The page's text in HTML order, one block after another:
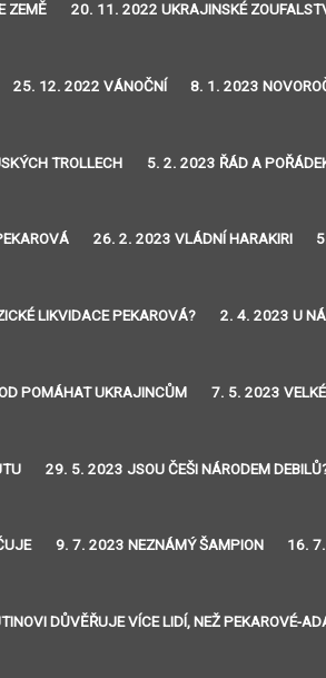
ZEMĚ 20. 11. 2022 UKRAJINSKÉ
25. 12. 2022 VÁNOČNÍ 8. 1. 2023
TROLLECH 5. 2. 2023 ŘÁD A
26. 2. 2023 VLÁDNÍ HARAKIRI
LIKVIDACE PEKAROVÁ? 2. 4. 2023 U
POMÁHAT UKRAJINCŮM 7. 5. 2023
29. 5. 2023 JSOU ČEŠI NÁRODEM
9. 7. 2023 NEZNÁMÝ ŠAMPION 16. 7.
DŮVĚŘUJE VÍCE LIDÍ, NEŽ PEKAROVÉ-